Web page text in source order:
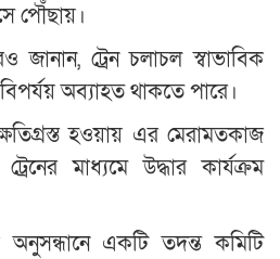
পৌঁছায়।
জানান, ট্রেন চলাচল স্বাভাবিক
অব্যাহত থাকতে পারে।
হওয়ায় এর মেরামতকাজ
মাধ্যমে উদ্ধার কার্যক্রম
অনুসন্ধানে একটি তদন্ত কমিটি